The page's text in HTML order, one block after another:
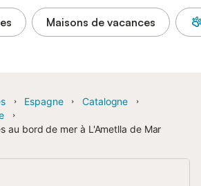
Maisons de vacances
Espagne
Catalogne
au bord de mer à L'Ametlla de Mar